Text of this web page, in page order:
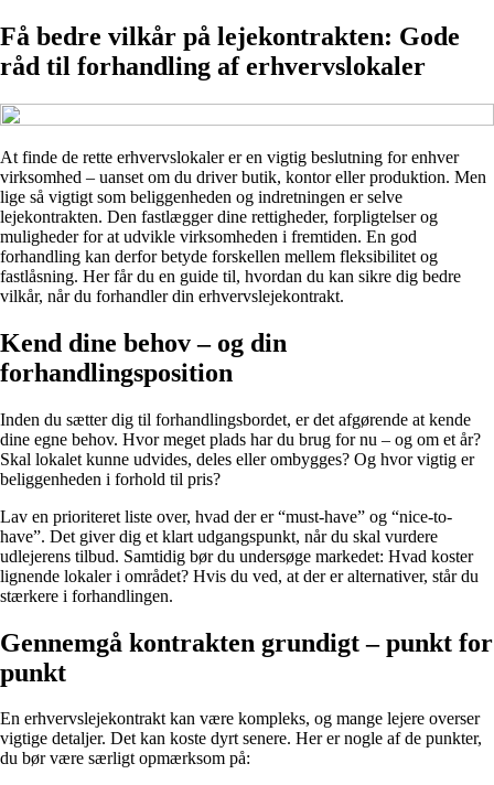
Få bedre vilkår på lejekontrakten: Gode
råd til forhandling af erhvervslokaler
At finde de rette erhvervslokaler er en vigtig beslutning for enhver
virksomhed – uanset om du driver butik, kontor eller produktion. Men
lige så vigtigt som beliggenheden og indretningen er selve
lejekontrakten. Den fastlægger dine rettigheder, forpligtelser og
muligheder for at udvikle virksomheden i fremtiden. En god
forhandling kan derfor betyde forskellen mellem fleksibilitet og
fastlåsning. Her får du en guide til, hvordan du kan sikre dig bedre
vilkår, når du forhandler din erhvervslejekontrakt.
Kend dine behov – og din
forhandlingsposition
Inden du sætter dig til forhandlingsbordet, er det afgørende at kende
dine egne behov. Hvor meget plads har du brug for nu – og om et år?
Skal lokalet kunne udvides, deles eller ombygges? Og hvor vigtig er
beliggenheden i forhold til pris?
Lav en prioriteret liste over, hvad der er “must-have” og “nice-to-
have”. Det giver dig et klart udgangspunkt, når du skal vurdere
udlejerens tilbud. Samtidig bør du undersøge markedet: Hvad koster
lignende lokaler i området? Hvis du ved, at der er alternativer, står du
stærkere i forhandlingen.
Gennemgå kontrakten grundigt – punkt for
punkt
En erhvervslejekontrakt kan være kompleks, og mange lejere overser
vigtige detaljer. Det kan koste dyrt senere. Her er nogle af de punkter,
du bør være særligt opmærksom på: